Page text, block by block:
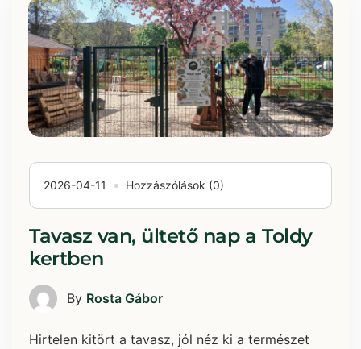
2026-04-11 Hozzászólások (0)
Tavasz van, ültető nap a Toldy
kertben
By Rosta Gábor
Hirtelen kitört a tavasz, jól néz ki a természet